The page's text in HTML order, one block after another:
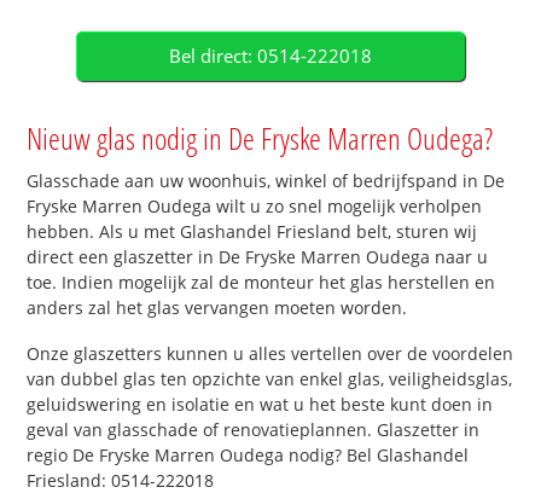
Bel direct: 0514-222018
Nieuw glas nodig in De Fryske Marren Oudega?
Glasschade aan uw woonhuis, winkel of bedrijfspand in De
Fryske Marren Oudega wilt u zo snel mogelijk verholpen
hebben. Als u met Glashandel Friesland belt, sturen wij
direct een glaszetter in De Fryske Marren Oudega naar u
toe. Indien mogelijk zal de monteur het glas herstellen en
anders zal het glas vervangen moeten worden.
Onze glaszetters kunnen u alles vertellen over de voordelen
van dubbel glas ten opzichte van enkel glas, veiligheidsglas,
geluidswering en isolatie en wat u het beste kunt doen in
geval van glasschade of renovatieplannen. Glaszetter in
regio De Fryske Marren Oudega nodig? Bel Glashandel
Friesland: 0514-222018